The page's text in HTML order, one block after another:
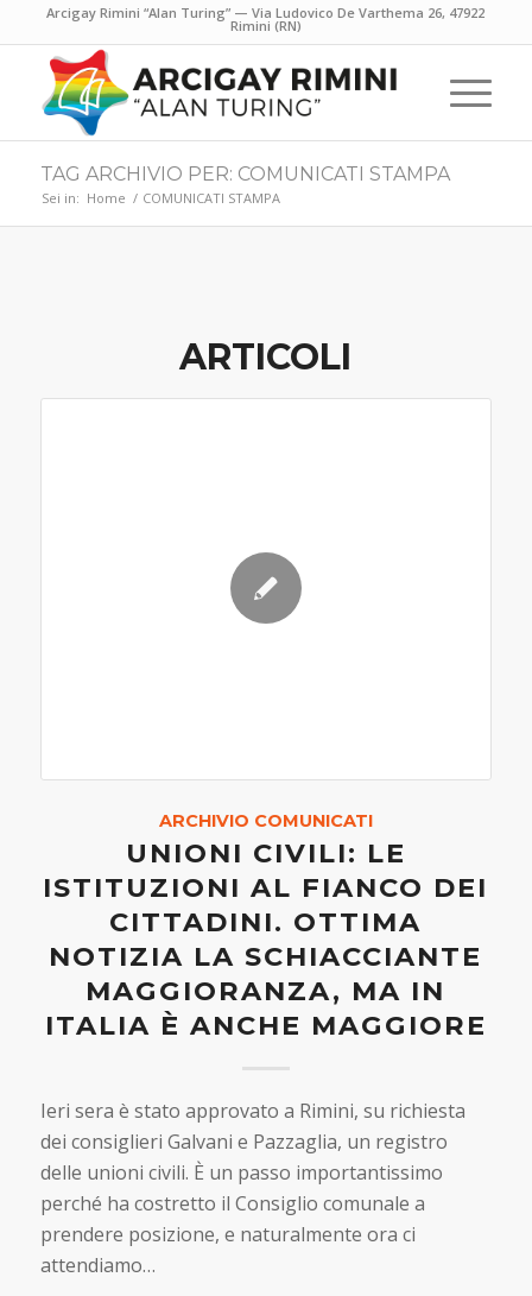
Arcigay Rimini “Alan Turing” — Via Ludovico De Varthema 26, 47922
Rimini (RN)
TAG ARCHIVIO PER: COMUNICATI STAMPA
Sei in: Home / COMUNICATI STAMPA
ARTICOLI
ARCHIVIO COMUNICATI
UNIONI CIVILI: LE
ISTITUZION​I AL FIANCO DEI
CITTADINI. OTTIMA
NOTIZIA LA SCHIACCIAN​TE
MAGGIORANZ​A, MA IN
ITALIA È ANCHE MAGGIORE
Ieri sera è stato approvato a Rimini, su richiesta
dei consiglieri Galvani e Pazzaglia, un registro
delle unioni civili. È un passo importantissimo
perché ha costretto il Consiglio comunale a
prendere posizione, e naturalmente ora ci
attendiamo…